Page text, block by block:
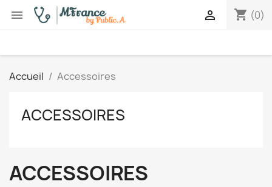
 shopping_cart (0)

Accueil Accessoires
ACCESSOIRES
ACCESSOIRES